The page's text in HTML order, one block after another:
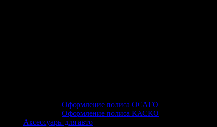
Оформление полиса ОСАГО
Оформление полиса КАСКО
Аксессуары для авто